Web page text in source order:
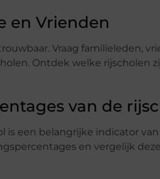
en Vrienden
Vraag familieleden,
Ontdek welke rijscholen
van de
is een belangrijke indicator
en vergelijk